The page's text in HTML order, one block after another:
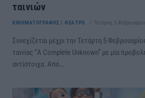
ταινιών
ΚΙΝΗΜΑΤΟΓΡΑΦΟΣ / ΘΕΑΤΡΟ Τετάρτη, 5
Συνεχίζεται μέχρι την Τετάρτη 5
ταινίας “Α Complete Unknown” με μία
αντίστοιχα. Από…